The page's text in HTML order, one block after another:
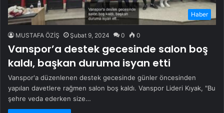
Haber
MUSTAFA ÖZİŞ Şubat 9, 2024 0 0
Vanspor’a destek gecesinde salon boş
kaldı, başkan duruma isyan etti
Vanspor'a düzenlenen destek gecesinde günler öncesinden
yapılan davetlere rağmen salon boş kaldı. Vanspor Lideri Kıyak, "Bu
şehre veda ederken size…